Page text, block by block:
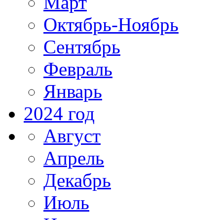
Октябрь-Ноябрь
Сентябрь
Февраль
Январь
2024 год
Август
Апрель
Декабрь
Июль